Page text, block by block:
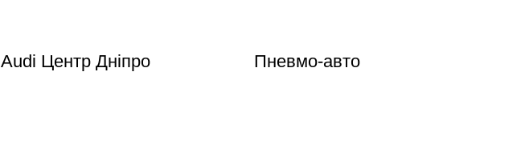
Audi Центр Дніпро Пневмо-авто